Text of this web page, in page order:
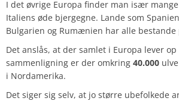
I det øvrige Europa finder man især
Italiens øde bjergegne. Lande som
Bulgarien og Rumænien har alle bestande
Det anslås, at der samlet i Europa lever op
sammenligning er der omkring 40.000
i Nordamerika.
Det siger sig selv, at jo større ubefolkede